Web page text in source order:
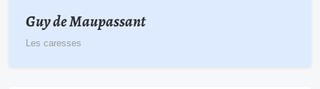
Guy de Maupassant
Les caresses